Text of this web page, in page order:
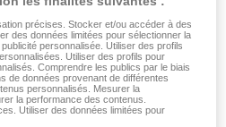
précises. Stocker et/ou accéder à des
des données limitées pour sélectionner la
personnalisée. Utiliser des profils
Utiliser des profils pour
Comprendre les publics par le biais
de données provenant de différentes
personnalisés. Mesurer la
la performance des contenus.
Utiliser des données limitées pour